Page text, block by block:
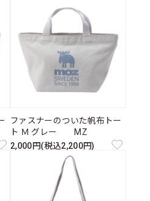
ファスナーのついた帆布トー
ト Ｍ グレー MZ
2,000円(税込2,200円)